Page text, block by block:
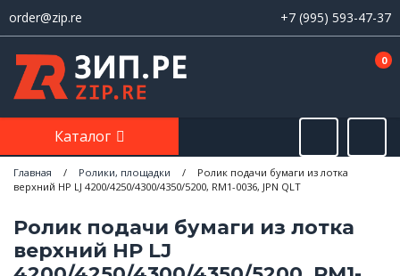
order@zip.re +7 (995) 593-47-37
0
Каталог
Главная / Ролики, площадки /
Ролик подачи бумаги из лотка
верхний HP LJ 4200/4250/4300/4350/5200, RM1-0036, JPN QLT
Ролик подачи бумаги из лотка
верхний HP LJ